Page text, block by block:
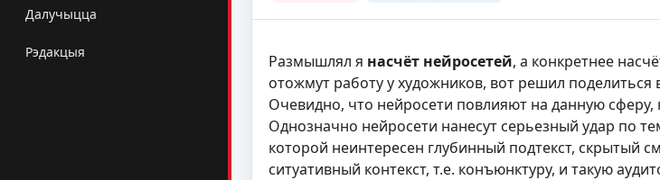
Далучыцца
Рэдакцыя Размышлял я насчёт нейросетей, а конкретнее
отожмут работу у художников, вот решил поделиться
Очевидно, что нейросети повлияют на данную сферу,
Однозначно нейросети нанесут серьезный удар по
которой неинтересен глубинный подтекст, скрытый
ситуативный контекст, т.е. конъюнктуру, и такую